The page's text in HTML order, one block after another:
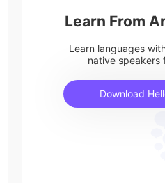
Learn From
Learn languages
native speakers
Download